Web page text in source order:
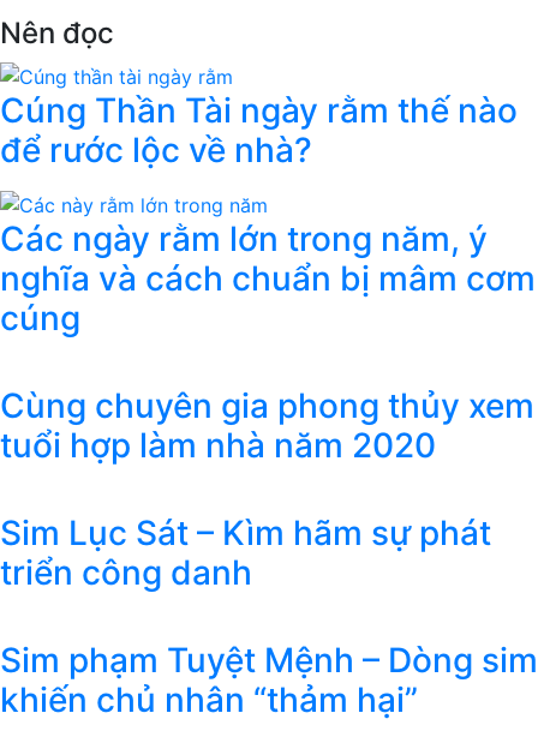
Nên đọc
Cúng Thần Tài ngày rằm thế nào
để rước lộc về nhà?
Các ngày rằm lớn trong năm, ý
nghĩa và cách chuẩn bị mâm cơm
cúng
Cùng chuyên gia phong thủy xem
tuổi hợp làm nhà năm 2020
Sim Lục Sát – Kìm hãm sự phát
triển công danh
Sim phạm Tuyệt Mệnh – Dòng sim
khiến chủ nhân “thảm hại”